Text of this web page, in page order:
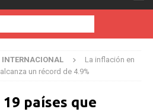
INTERNACIONAL
La inflación en
un récord de 4.9%
países que